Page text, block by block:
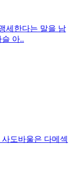
세한다는 말을 남
아..
도바울은 다메섹